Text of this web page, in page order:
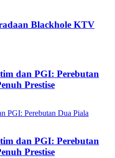
Blackhole KTV
dan PGI: Perebutan
Prestise
dan PGI: Perebutan
Prestise